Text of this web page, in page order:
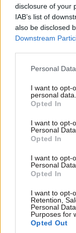
disclosure of your
IAB’s list of
also be disclosed
Downstream
Please note that
not limited to your
grant or deny
use your data for
consent section.
Personal
I want to opt-
personal data.
Opted In
I want to opt-
Personal Data.
Opted In
I want to opt-
Personal
Opted In
I want to opt-
Retention,
Personal
Purposes for
Opted Out